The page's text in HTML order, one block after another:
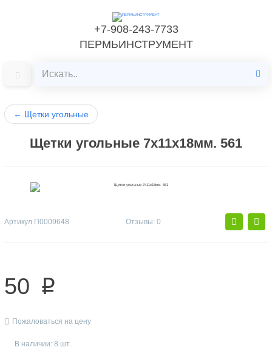
+7-908-243-7733
ПЕРМЬИНСТРУМЕНТ
← Щетки угольные
Щетки угольные 7х11х18мм. 561
Артикул П0009648 Отзывы: 0
50 p
Пожаловаться на цену
В наличии: 8 шт.